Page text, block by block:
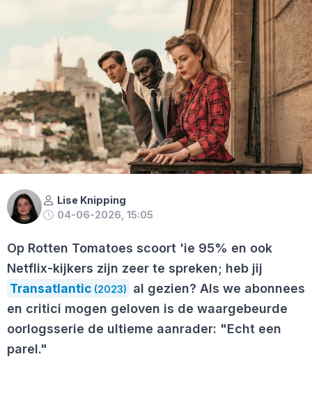
Lise Knipping
04-06-2026, 15:05
Op Rotten Tomatoes scoort 'ie 95% en ook
Netflix-kijkers zijn zeer te spreken; heb jij
Transatlantic (2023)
al gezien? Als we abonnees
en critici mogen geloven is de waargebeurde
oorlogsserie de ultieme aanrader: "Echt een
parel."